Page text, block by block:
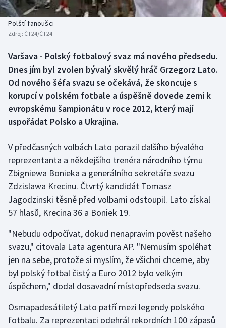
Biatlon
Box
Curling
Dostihy
Florbal
Golf
Gymnastika
Házená
Jezdectví
Judo
Krasobruslení
Aplikace ČT sport
Polští fanoušci
Zdroj: ČT24/ČT24
Varšava - Polský fotbalový svaz má nového předsedu.
Dnes jím byl zvolen bývalý skvělý hráč Grzegorz Lato.
Od nového šéfa svazu se očekává, že skoncuje s
korupcí v polském fotbale a úspěšně dovede zemi k
evropskému šampionátu v roce 2012, který mají
uspořádat Polsko a Ukrajina.
V předčasných volbách Lato porazil dalšího bývalého
reprezentanta a někdejšího trenéra národního týmu
Zbigniewa Bonieka a generálního sekretáře svazu
Zdzislawa Krecinu. Čtvrtý kandidát Tomasz
Jagodzinski těsně před volbami odstoupil. Lato získal
57 hlasů, Krecina 36 a Boniek 19.
"Nebudu odpočívat, dokud nenapravím pověst našeho
svazu," citovala Lata agentura AP. "Nemusím spoléhat
jen na sebe, protože si myslím, že všichni chceme, aby
byl polský fotbal čistý a Euro 2012 bylo velkým
úspěchem," dodal dosavadní místopředseda svazu.
Osmapadesátiletý Lato patří mezi legendy polského
fotbalu. Za reprezentaci odehrál rekordních 100 zápasů